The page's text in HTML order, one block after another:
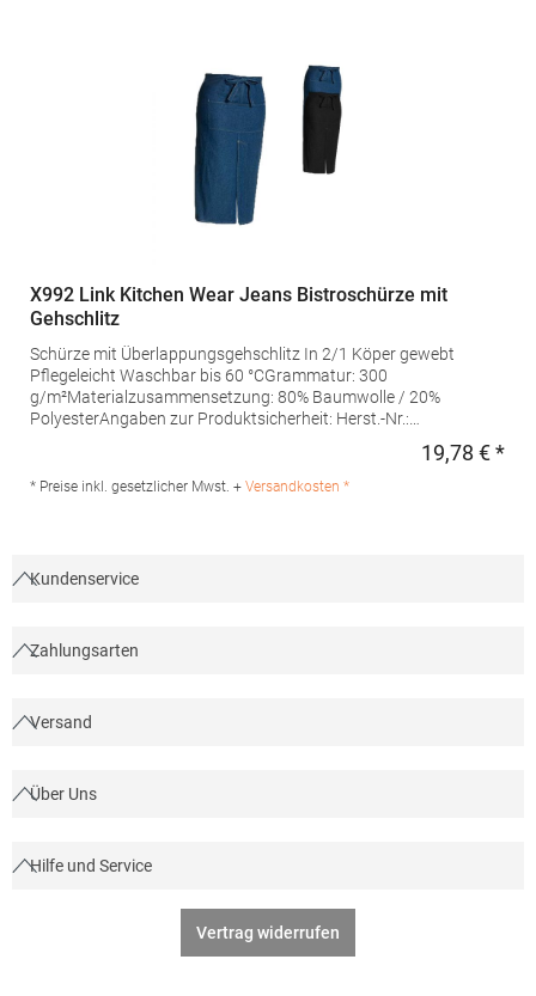
X992 Link Kitchen Wear Jeans Bistroschürze mit
Gehschlitz
Schürze mit Überlappungsgehschlitz In 2/1 Köper gewebt
Pflegeleicht Waschbar bis 60 °CGrammatur: 300
g/m²Materialzusammensetzung: 80% Baumwolle / 20%
PolyesterAngaben zur Produktsicherheit: Herst.-Nr.:
Deventerstraat 4 7575EM Oldenzaal Niederlande E-Mail:
info@halink.nl
19,78 € *
* Preise inkl. gesetzlicher Mwst. + Versandkosten *
Kundenservice
Zahlungsarten
Versand
Über Uns
Hilfe und Service
Vertrag widerrufen